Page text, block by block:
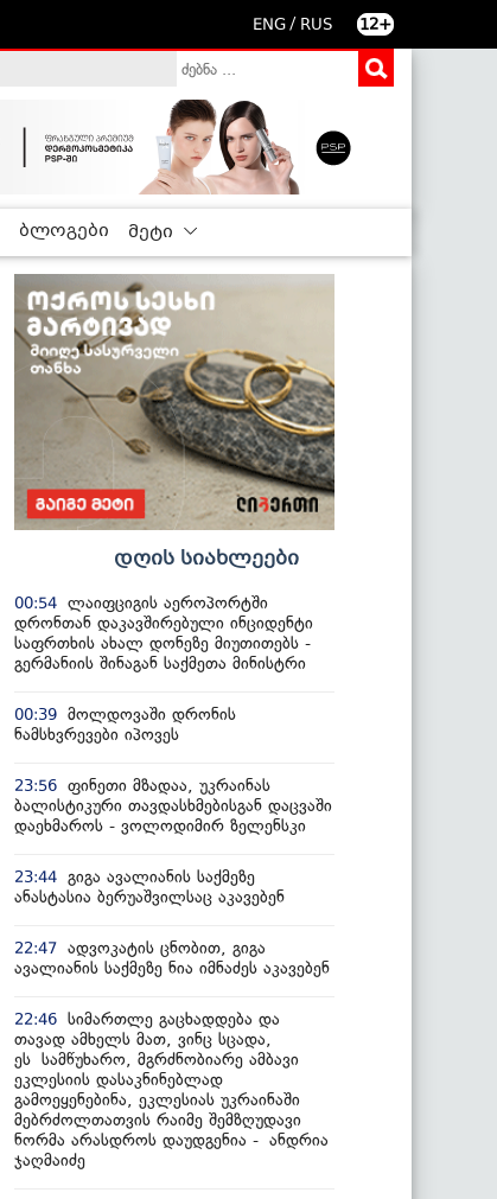
ENG / RUS 12+
ბლოგები მეტი
დღის სიახლეები
00:54 ლაიფციგის აეროპორტში
დრონთან დაკავშირებული ინციდენტი
საფრთხის ახალ დონეზე მიუთითებს -
გერმანიის შინაგან საქმეთა მინისტრი
00:39 მოლდოვაში დრონის
ნამსხვრევები იპოვეს
23:56 ფინეთი მზადაა, უკრაინას
ბალისტიკური თავდასხმებისგან დაცვაში
დაეხმაროს - ვოლოდიმირ ზელენსკი
23:44 გიგა ავალიანის საქმეზე
ანასტასია ბერუაშვილსაც აკავებენ
22:47 ადვოკატის ცნობით, გიგა
ავალიანის საქმეზე ნია იმნაძეს აკავებენ
22:46 სიმართლე გაცხადდება და
თავად ამხელს მათ, ვინც სცადა,
ეს სამწუხარო, მგრძნობიარე ამბავი
ეკლესიის დასაკნინებლად
გამოეყენებინა, ეკლესიას უკრაინაში
მებრძოლთათვის რაიმე შემზღუდავი
ნორმა არასდროს დაუდგენია - ანდრია
ჯაღმაიძე